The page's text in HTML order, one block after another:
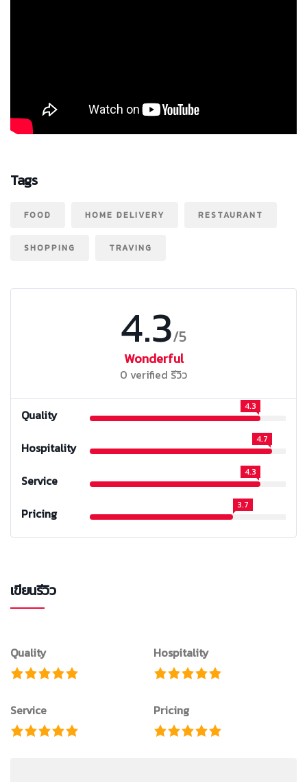
Tags
FOOD HOME DELIVERY RESTAURANT
SHOPPING TRAVING
4.3/5
Wonderful
0 verified รีวิว
Quality
4.3
Hospitality
4.7
Service
4.3
Pricing
3.7
เขียนรีวิว
Quality Hospitality
Service Pricing